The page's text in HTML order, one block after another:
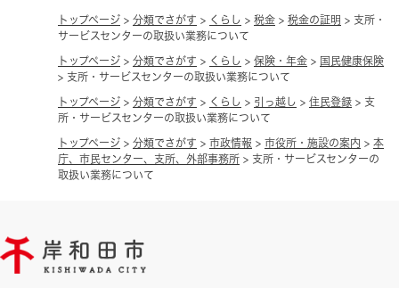
トップページ > 分類でさがす > くらし > 税金 > 税金の証明 > 支所・
サービスセンターの取扱い業務について
トップページ > 分類でさがす > くらし > 保険・年金 > 国民健康保険
> 支所・サービスセンターの取扱い業務について
トップページ > 分類でさがす > くらし > 引っ越し > 住民登録 > 支
所・サービスセンターの取扱い業務について
トップページ > 分類でさがす > 市政情報 > 市役所・施設の案内 > 本
庁、市民センター、支所、外部事務所 > 支所・サービスセンターの
取扱い業務について